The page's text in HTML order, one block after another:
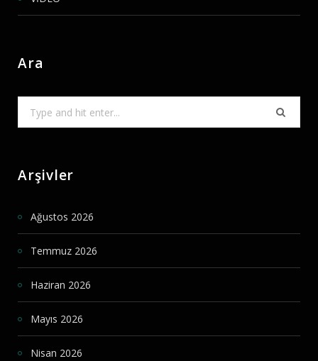
Ara
Arşivler
Ağustos 2026
Temmuz 2026
Haziran 2026
Mayıs 2026
Nisan 2026